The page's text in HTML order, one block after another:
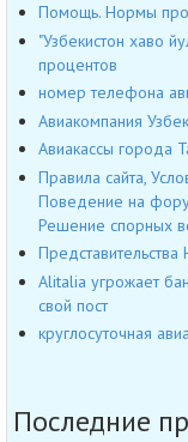
Помощь. Нормы
"Узбекистон хаво
процентов
номер телефона
Авиакомпания
Авиакассы города
Правила сайта,
Поведение на
Решение спорных
Alitalia угрожает
свой пост
круглосуточная
Последние